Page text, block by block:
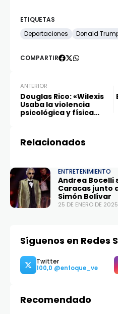
ETIQUETAS
Deportaciones
Donald
COMPARTIR
ANTERIOR
Douglas Rico: «Wilexis
Usaba la violencia
psicológica y física
Relacionados
ENTRETENIMIENTO
Andrea Bocelli
Caracas junto
Simón Bolívar
25 DE ENERO DE 2025
Síguenos en Redes
Recomendado